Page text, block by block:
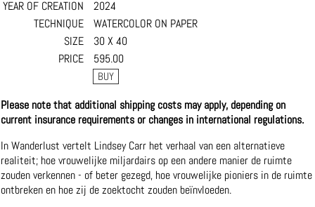
YEAR OF CREATION
2024
TECHNIQUE
WATERCOLOR ON PAPER
SIZE
30 X 40
PRICE
595.00
Please note that additional shipping costs may apply, depending on
current insurance requirements or changes in international regulations.
In Wanderlust vertelt Lindsey Carr het verhaal van een alternatieve
realiteit; hoe vrouwelijke miljardairs op een andere manier de ruimte
zouden verkennen - of beter gezegd, hoe vrouwelijke pioniers in de ruimte
ontbreken en hoe zij de zoektocht zouden beïnvloeden.